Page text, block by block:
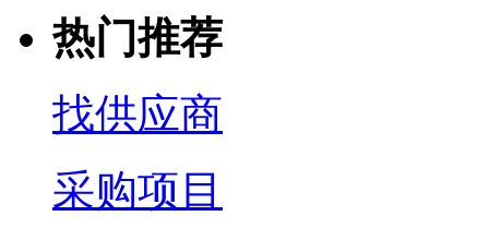
热门推荐
找供应商
采购项目